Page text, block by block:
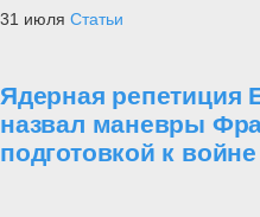
31 июля Статьи
Ядерная репетиция
назвал маневры
подготовкой к